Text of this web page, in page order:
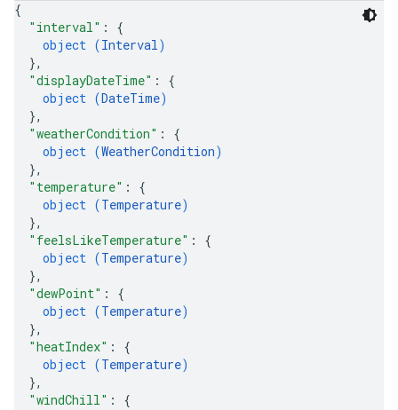
{
"interval" : {
object (Interval)
},
"displayDateTime" : {
object (DateTime)
},
"weatherCondition" : {
object (WeatherCondition)
},
"temperature" : {
object (Temperature)
},
"feelsLikeTemperature" : {
object (Temperature)
},
"dewPoint" : {
object (Temperature)
},
"heatIndex" : {
object (Temperature)
},
"windChill" : {